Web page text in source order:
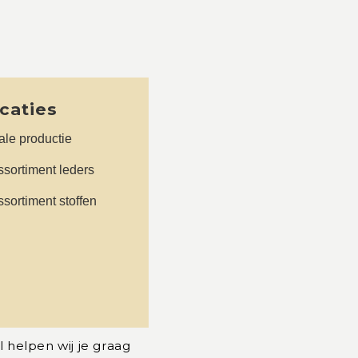
productie
leders
stoffen
helpen wij je graag